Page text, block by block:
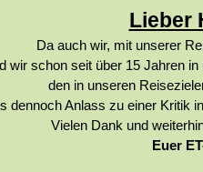
Lieber
Da auch wir, mit unserer
wir schon seit über 15 Jahren
den in unseren
dennoch Anlass zu einer Kritik
Vielen Dank und
Euer